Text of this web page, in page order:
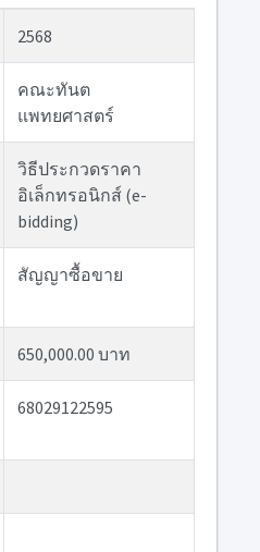
2568
คณะทันต
แพทยศาสตร์
วิธีประกวดราคา
อิเล็กทรอนิกส์ (e-
bidding)
สัญญาซื้อขาย
650,000.00 บาท
68029122595